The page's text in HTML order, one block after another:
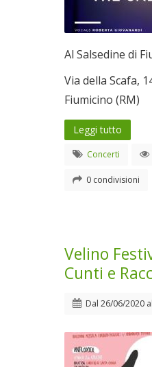
Al Salsedine di
Via della Scafa,
Fiumicino (RM)
Leggi tutto
Concerti
0 condivisioni
Velino
Cunti e
Dal 26/06/2020 al